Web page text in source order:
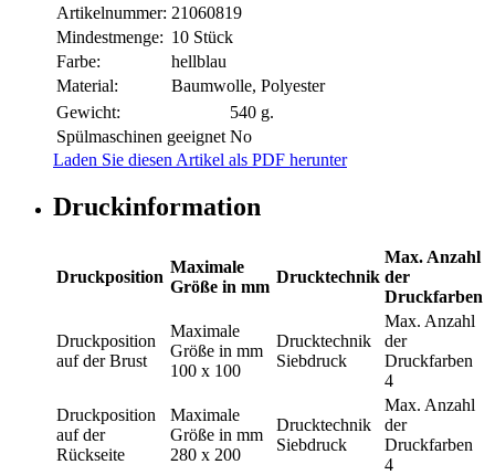
Artikelnummer: 21060819
Mindestmenge: 10 Stück
Farbe:
hellblau
Material:
Baumwolle, Polyester
Gewicht:
540 g.
Spülmaschinen geeignet No
Laden Sie diesen Artikel als PDF herunter
Druckinformation
Druckposition
Maximale
Größe in mm
Drucktechnik
Max. Anzahl
der
Druckfarben
Druckposition
auf der Brust
Maximale
Größe in mm
100 x 100
Drucktechnik
Siebdruck
Max. Anzahl
der
Druckfarben
4
Druckposition
auf der
Rückseite
Maximale
Größe in mm
280 x 200
Drucktechnik
Siebdruck
Max. Anzahl
der
Druckfarben
4